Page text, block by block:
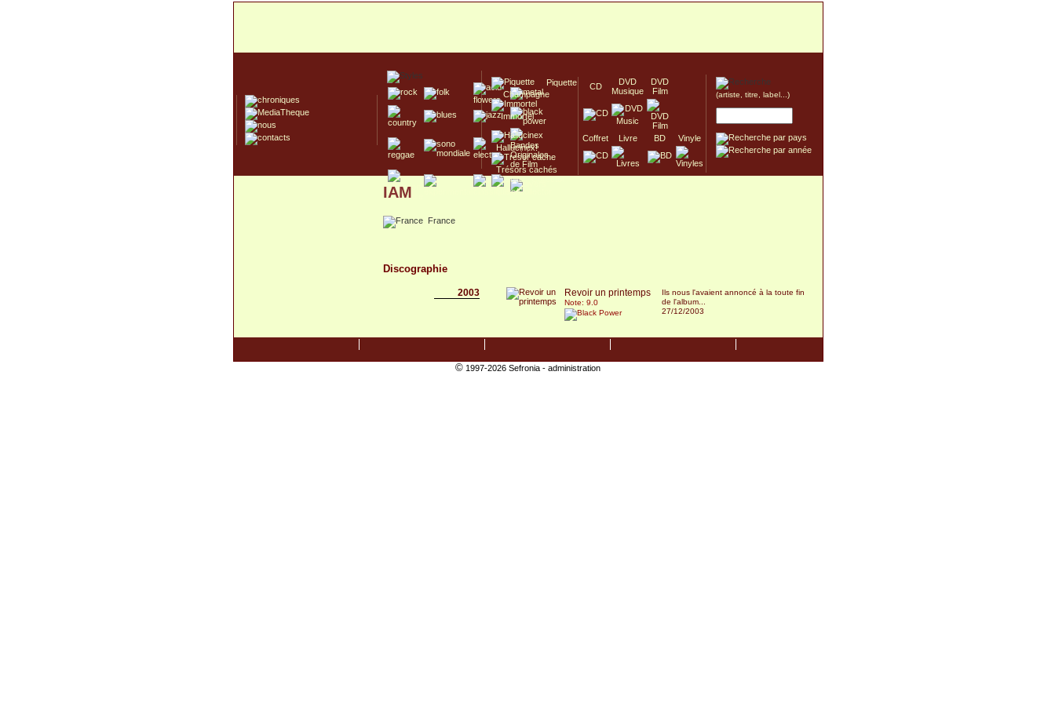
Piquette
Champagne
Immortel
Hallucinex!
Trésors cachés
Culte/Collector
CD
DVD
Musique
DVD
Film
Coffret Livre BD Vinyle
(artiste, titre, label...)
IAM
France
Discographie
2003 Revoir un printemps
Note: 9.0
Ils nous l'avaient annoncé à la toute fin
de l'album...
27/12/2003
©1997-2026 Sefronia - administration